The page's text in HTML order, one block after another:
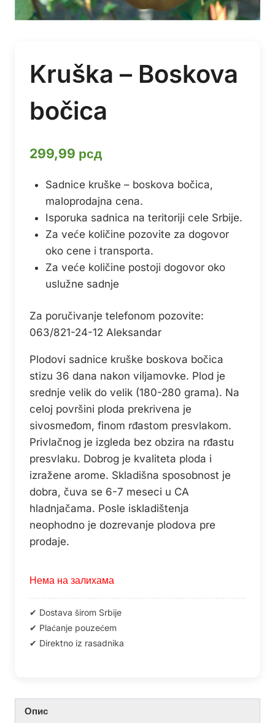
Kruška – Boskova
bočica
299,99 рсд
Sadnice kruške – boskova bočica,
maloprodajna cena.
Isporuka sadnica na teritoriji cele Srbije.
Za veće količine pozovite za dogovor
oko cene i transporta.
Za veće količine postoji dogovor oko
uslužne sadnje
Za poručivanje telefonom pozovite:
063/821-24-12 Aleksandar
Plodovi sadnice kruške boskova bočica
stizu 36 dana nakon viljamovke. Plod je
srednje velik do velik (180-280 grama). Na
celoj površini ploda prekrivena je
sivosmeđom, finom rđastom presvlakom.
Privlačnog je izgleda bez obzira na rđastu
presvlaku. Dobrog je kvaliteta ploda i
izražene arome. Skladišna sposobnost je
dobra, čuva se 6-7 meseci u CA
hladnjačama. Posle iskladištenja
neophodno je dozrevanje plodova pre
prodaje.
Нема на залихама
Опис